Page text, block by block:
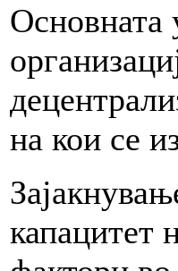
на кои се
капацитет